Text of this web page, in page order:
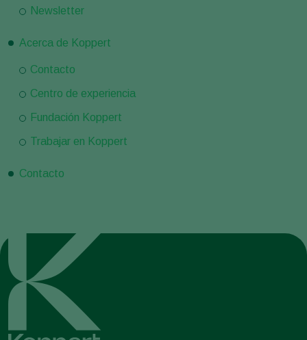
Newsletter
Acerca de Koppert
Contacto
Centro de experiencia
Fundación Koppert
Trabajar en Koppert
Contacto